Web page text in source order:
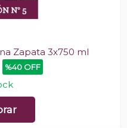
Zapata 3x750 ml
%40 OFF